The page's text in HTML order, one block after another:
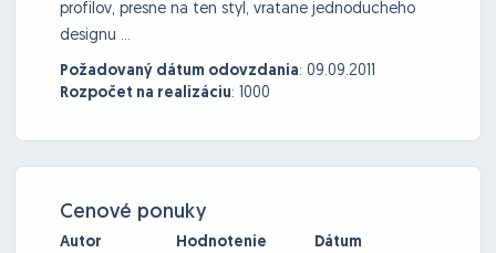
profilov, presne na ten styl, vratane jednoducheho
designu ...
Požadovaný dátum odovzdania: 09.09.2011
Rozpočet na realizáciu: 1000
Cenové ponuky
Autor
Hodnotenie
Dátum